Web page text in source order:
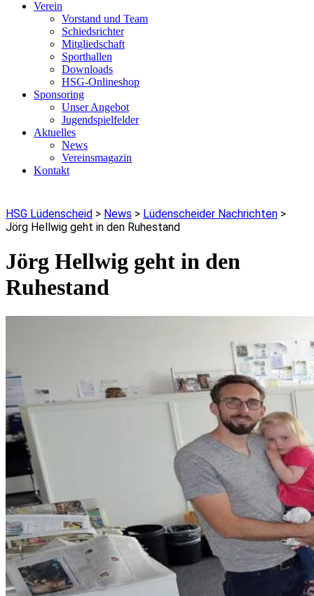
Verein
Vorstand und Team
Schiedsrichter
Mitgliedschaft
Sporthallen
Downloads
HSG-Onlineshop
Sponsoring
Unser Angebot
Jugendspielfelder
Aktuelles
News
Vereinsmagazin
Kontakt
HSG Lüdenscheid > News > Lüdenscheider Nachrichten >
Jörg Hellwig geht in den Ruhestand
Jörg Hellwig geht in den
Ruhestand